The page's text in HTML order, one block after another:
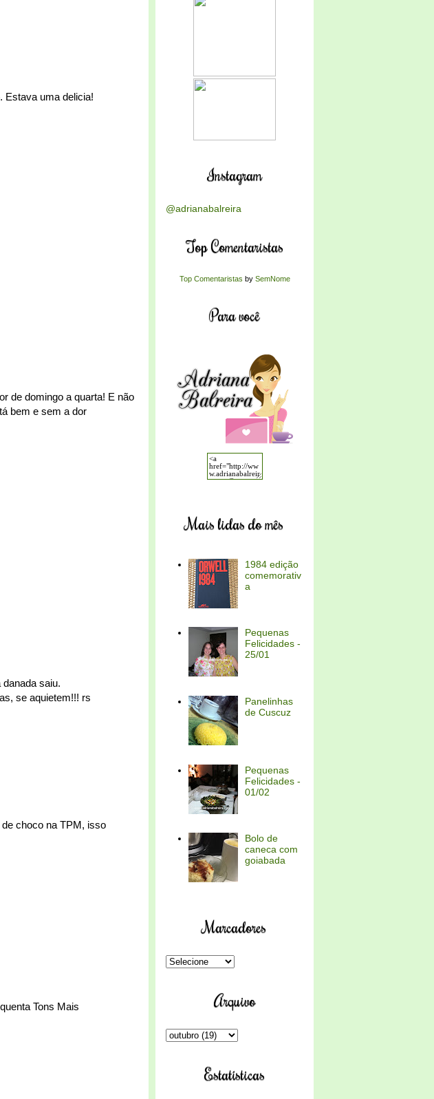
Estava uma delicia!
de domingo a quarta! E não
bem e sem a dor
saiu.
se aquietem!!! rs
choco na TPM, isso
Tons Mais
Instagram
@adrianabalreira
Top Comentaristas
Top Comentaristas by SemNome
Para você
Mais lidas do mês
1984 edição
comemorativ
a
Pequenas
Felicidades -
25/01
Panelinhas
de Cuscuz
Pequenas
Felicidades -
01/02
Bolo de
caneca com
goiabada
Marcadores
Arquivo
Estatísticas